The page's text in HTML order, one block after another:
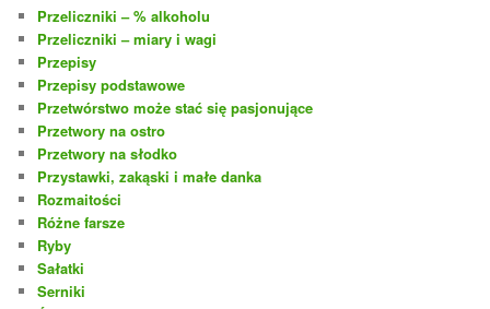
Przeliczniki – % alkoholu
Przeliczniki – miary i wagi
Przepisy
Przepisy podstawowe
Przetwórstwo może stać się pasjonujące
Przetwory na ostro
Przetwory na słodko
Przystawki, zakąski i małe danka
Rozmaitości
Różne farsze
Ryby
Sałatki
Serniki